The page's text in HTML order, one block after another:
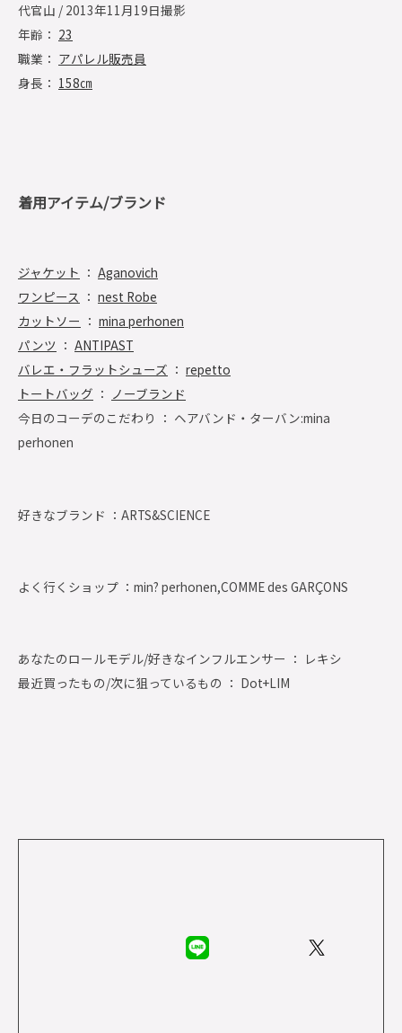
代官山 / 2013年11月19日撮影
年齢： 23
職業： アパレル販売員
身長： 158㎝
着用アイテム/ブランド
ジャケット ： Aganovich
ワンピース ： nest Robe
カットソー ： mina perhonen
パンツ ： ANTIPAST
バレエ・フラットシューズ ： repetto
トートバッグ ： ノーブランド
今日のコーデのこだわり ： ヘアバンド・ターバン:mina
perhonen
好きなブランド ： ARTS&SCIENCE
よく行くショップ ： min? perhonen,COMME des GARÇONS
あなたのロールモデル/好きなインフルエンサー ： レキシ
最近買ったもの/次に狙っているもの ： Dot+LIM